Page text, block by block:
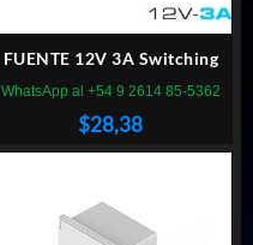
FUENTE 12V 3A Switching
$28,38
WhatsApp al +54 9 2614 85-5362